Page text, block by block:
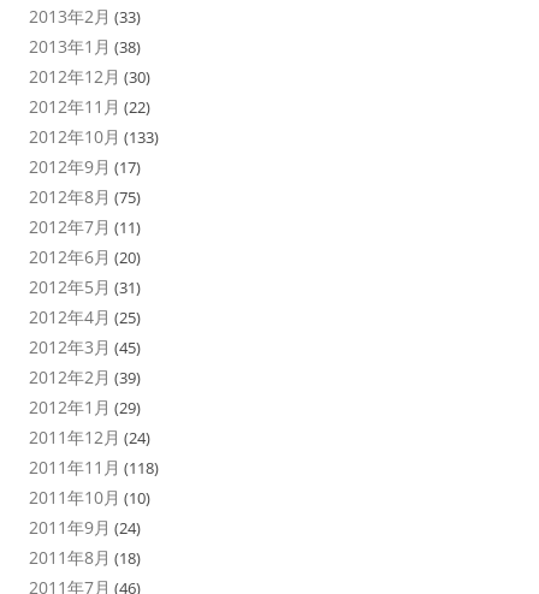
2013年2月 (33)
2013年1月 (38)
2012年12月 (30)
2012年11月 (22)
2012年10月 (133)
2012年9月 (17)
2012年8月 (75)
2012年7月 (11)
2012年6月 (20)
2012年5月 (31)
2012年4月 (25)
2012年3月 (45)
2012年2月 (39)
2012年1月 (29)
2011年12月 (24)
2011年11月 (118)
2011年10月 (10)
2011年9月 (24)
2011年8月 (18)
2011年7月 (46)